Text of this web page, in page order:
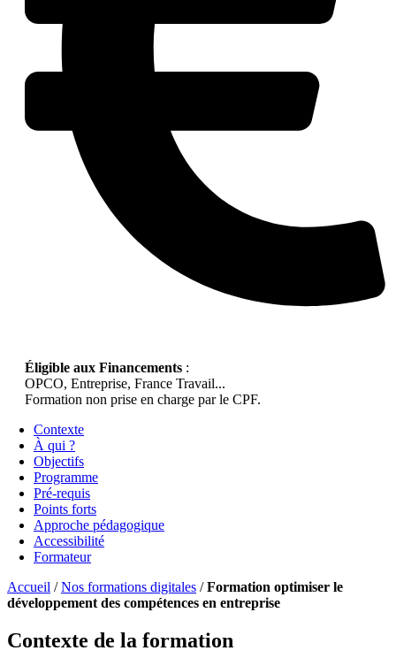
Éligible aux Financements :
OPCO, Entreprise, France Travail...
Formation non prise en charge par le CPF.
Contexte
À qui ?
Objectifs
Programme
Pré-requis
Points forts
Approche pédagogique
Accessibilité
Formateur
Accueil /Nos formations digitales /Formation optimiser le
développement des compétences en entreprise
Contexte de la formation